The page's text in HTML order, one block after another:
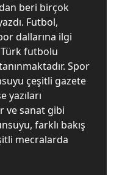
beri birçok
Futbol,
dallarına ilgi
futbolu
Spor
çeşitli gazete
yazıları
ve sanat gibi
farklı bakış
mecralarda